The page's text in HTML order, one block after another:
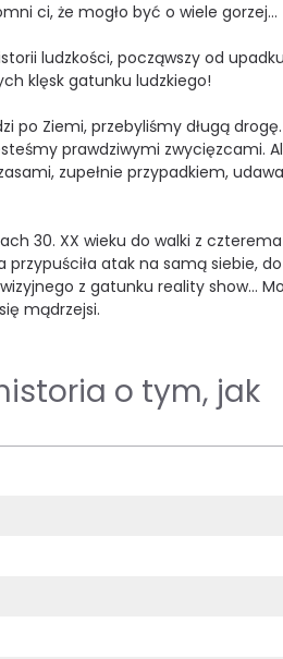
ci, że mogło być o wiele gorzej…
ludzkości, począwszy od
klęsk gatunku ludzkiego!
po Ziemi, przebyliśmy długą drogę.
prawdziwymi zwycięzcami.
zupełnie przypadkiem,
30. XX wieku do walki z czterema
atak na samą siebie, do
z gatunku reality show…
mądrzejsi.
o tym, jak